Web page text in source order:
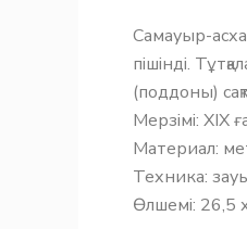
Самауыр-
пішінді.
(поддоны)
Мерзімі: ХIХ
Материал:
Техника:
Өлшемі: 26,5